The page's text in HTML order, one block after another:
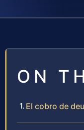
ON
El cobro de